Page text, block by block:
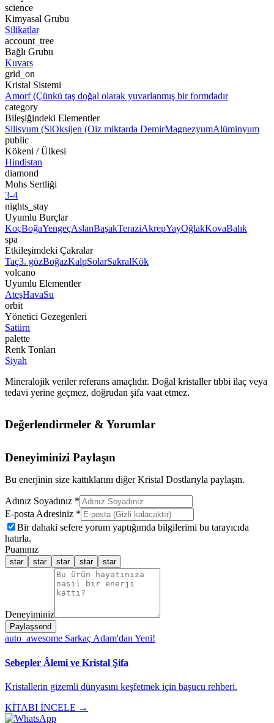
science
Kimyasal Grubu
Silikatlar
account_tree
Bağlı Grubu
Kuvars
grid_on
Kristal Sistemi
Amorf (Çünkü taş doğal olarak yuvarlanmış bir formdadır
category
Bileşiğindeki Elementler
Silisyum (SiOksijen (Oiz miktarda DemirMagnezyumAlüminyum
public
Kökeni / Ülkesi
Hindistan
diamond
Mohs Sertliği
3-4
nights_stay
Uyumlu Burçlar
KoçBoğaYengeçAslanBaşakTeraziAkrepYayOğlakKovaBalık
spa
Etkileşimdeki Çakralar
Taç3. gözBoğazKalpSolarSakralKök
volcano
Uyumlu Elementler
AteşHavaSu
orbit
Yönetici Gezegenleri
Satürn
palette
Renk Tonları
Siyah
Mineralojik veriler referans amaçlıdır. Doğal kristaller tıbbi ilaç veya
tedavi yerine geçmez, doğrudan şifa vaat etmez.
Değerlendirmeler & Yorumlar
Deneyiminizi Paylaşın
Bu enerjinin size kattıklarını diğer Kristal Dostlarıyla paylaşın.
Adınız Soyadınız *
E-posta Adresiniz *
Bir dahaki sefere yorum yaptığımda bilgilerimi bu tarayıcıda
hatırla.
Puanınız
star star star star star
Deneyiminiz
Paylaşsend
auto_awesome Sarkaç Adam'dan Yeni!
Sebepler Âlemi ve Kristal Şifa
Kristallerin gizemli dünyasını keşfetmek için başucu rehberi.
KİTABI İNCELE →